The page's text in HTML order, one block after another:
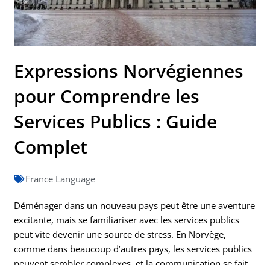
Expressions Norvégiennes
pour Comprendre les
Services Publics : Guide
Complet
France Language
Déménager dans un nouveau pays peut être une aventure
excitante, mais se familiariser avec les services publics
peut vite devenir une source de stress. En Norvège,
comme dans beaucoup d’autres pays, les services publics